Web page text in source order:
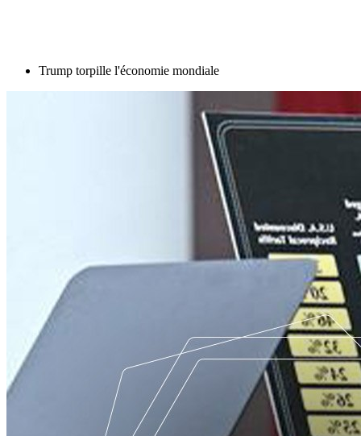
Trump torpille l'économie mondiale